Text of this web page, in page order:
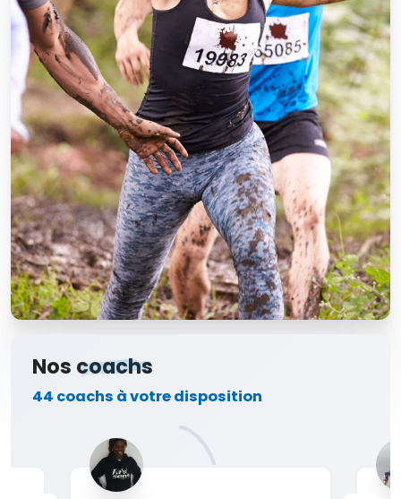
Nos coachs
44 coachs à votre disposition